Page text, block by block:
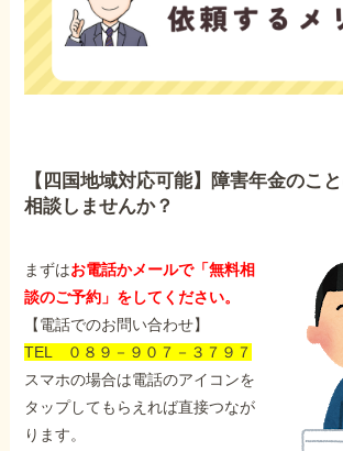
【四国地域対応可能】障害年金のこ
相談しませんか？
まずはお電話かメールで「無料相
談のご予約」をしてください。
【電話でのお問い合わせ】
TEL ０８９－９０７－３７９７
スマホの場合は電話のアイコンを
タップしてもらえれば直接つなが
ります。